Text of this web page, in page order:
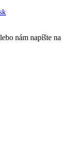
nám napíšte na